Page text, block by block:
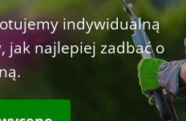
indywidualną
jak najlepiej zadbać o